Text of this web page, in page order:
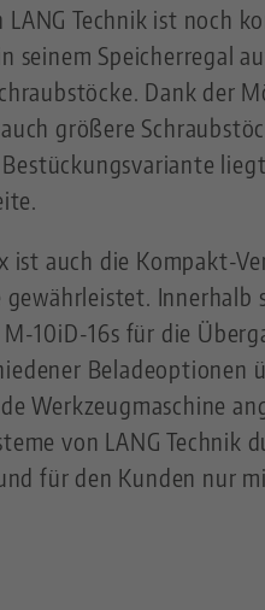
Technik ist noch
seinem Speicherregal
Dank der
größere
ist auch die Kompakt-
10iD-16s für die
Werkzeugmaschine
von LANG Technik
für den Kunden nur